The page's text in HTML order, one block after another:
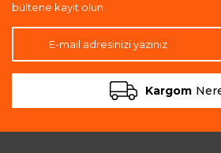
bültene kayıt olun.
Kargom